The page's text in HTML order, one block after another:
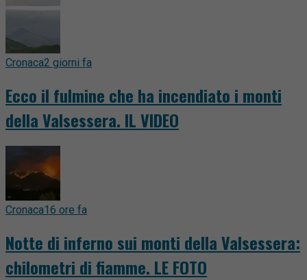
Cronaca2 giorni fa
Ecco il fulmine che ha incendiato i monti
della Valsessera. IL VIDEO
Cronaca16 ore fa
Notte di inferno sui monti della Valsessera:
chilometri di fiamme. LE FOTO